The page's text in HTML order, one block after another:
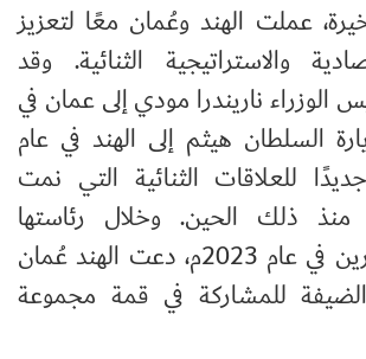
عملت الهند وعُمان معًا لتعزيز
والاستراتيجية الثنائية. وقد
الوزراء ناريندرا مودي إلى عمان في
وزيارة السلطان هيثم إلى الهند في عام
جديدًا للعلاقات الثنائية التي نمت
ذلك الحين. وخلال رئاستها
لمجموعة العشرين في عام 2023م، دعت الهند عُمان
للمشاركة في قمة مجموعة